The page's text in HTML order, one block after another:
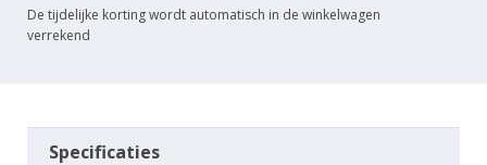
De tijdelijke korting wordt automatisch in de winkelwagen
verrekend
Specificaties